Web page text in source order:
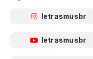
letrasmusbr
letrasmusbr